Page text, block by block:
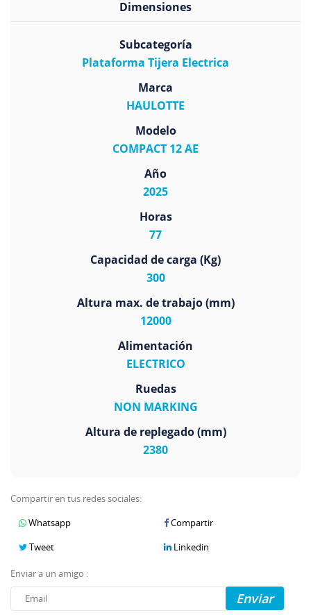
Subcategoría
Plataforma Tijera Electrica
Marca
HAULOTTE
Modelo
COMPACT 12 AE
Año
2025
Horas
77
Capacidad de carga (Kg)
300
Altura max. de trabajo (mm)
12000
Alimentación
ELECTRICO
Ruedas
NON MARKING
Altura de replegado (mm)
2380
Dimensiones
Compartir en tus redes sociales:
Whatsapp
Compartir
Tweet
Linkedin
Enviar a un amigo :
Enviar